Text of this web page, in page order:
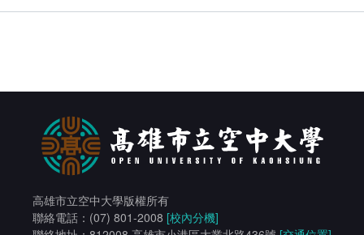
特殊教育服務
常見問答
相關連結
高雄市立空中大學版權所有
聯絡電話：(07) 801-2008 [校內分機]